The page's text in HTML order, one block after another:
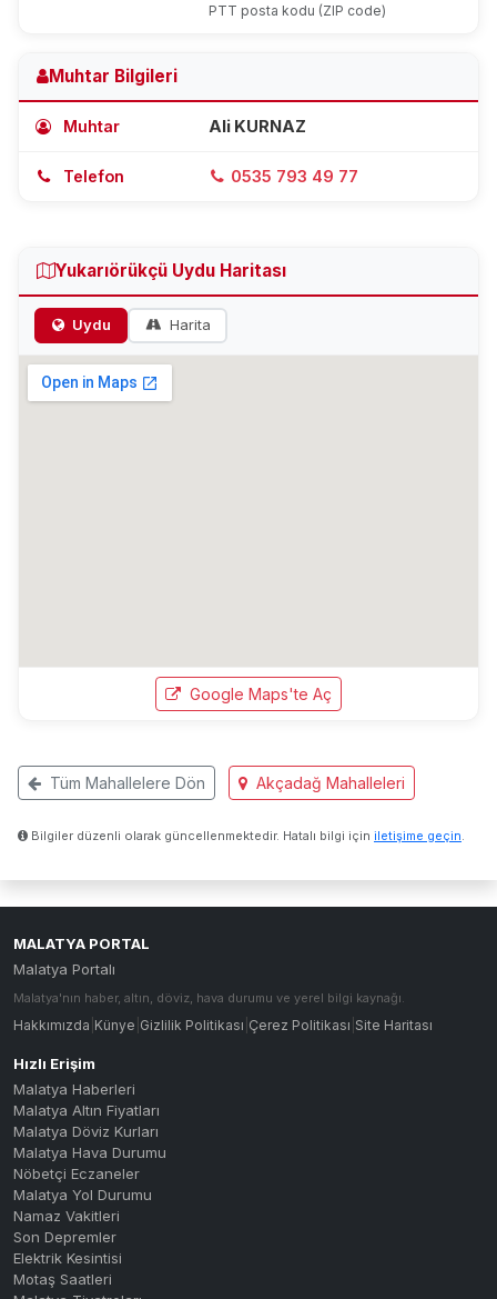
PTT posta kodu (ZIP code)
Muhtar Bilgileri
Muhtar Ali KURNAZ
Telefon 0535 793 49 77
Yukarıörükçü Uydu Haritası
Uydu Harita
Google Maps'te Aç
Tüm Mahallelere Dön Akçadağ Mahalleleri
Bilgiler düzenli olarak güncellenmektedir. Hatalı bilgi için iletişime geçin
MALATYA PORTAL
Malatya Portalı
Malatya'nın haber, altın, döviz, hava durumu ve yerel bilgi kaynağı.
Hakkımızda Künye Gizlilik Politikası Çerez Politikası Site Haritası
Hızlı Erişim
Malatya Haberleri
Malatya Altın Fiyatları
Malatya Döviz Kurları
Malatya Hava Durumu
Nöbetçi Eczaneler
Malatya Yol Durumu
Namaz Vakitleri
Son Depremler
Elektrik Kesintisi
Motaş Saatleri